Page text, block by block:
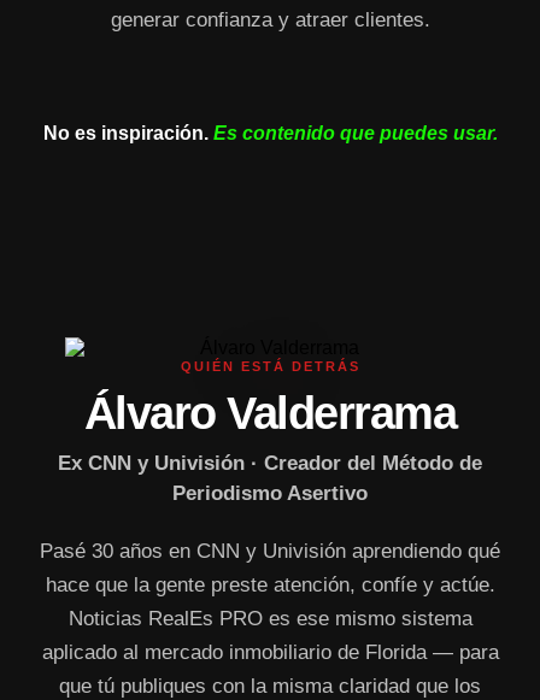
generar confianza y atraer clientes.
No es inspiración. Es contenido que puedes usar.
QUIÉN ESTÁ DETRÁS
Álvaro Valderrama
Ex CNN y Univisión · Creador del Método de
Periodismo Asertivo
Pasé 30 años en CNN y Univisión aprendiendo qué
hace que la gente preste atención, confíe y actúe.
Noticias RealEs PRO es ese mismo sistema
aplicado al mercado inmobiliario de Florida — para
que tú publiques con la misma claridad que los